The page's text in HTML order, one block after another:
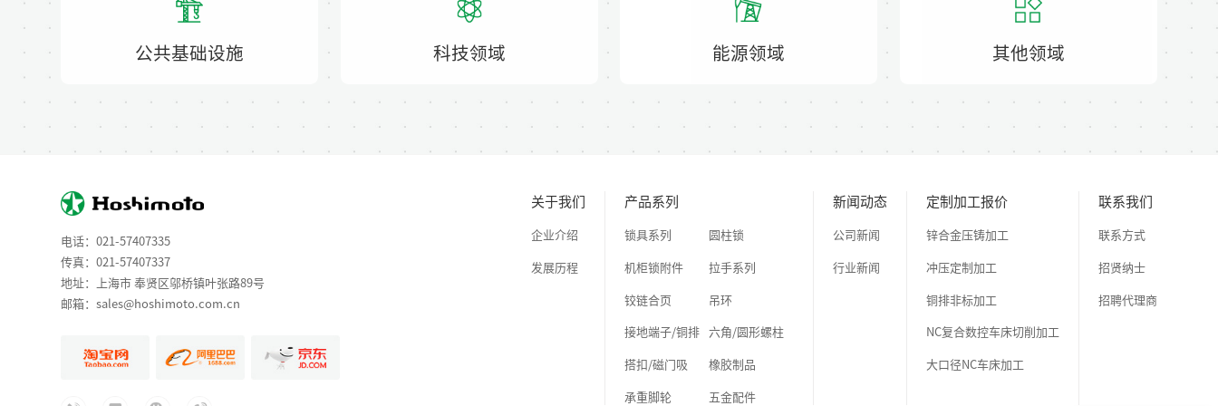
公共基础设施 科技领域 能源领域 其他领域
电话：021-57407335
传真：021-57407337
地址：上海市 奉贤区邬桥镇叶张路89号
邮箱：sales@hoshimoto.com.cn
关于我们
企业介绍
发展历程
产品系列
锁具系列
圆柱锁
机柜锁附件
拉手系列
铰链合页
吊环
接地端子/铜排 六角/圆形螺柱
搭扣/磁门吸
橡胶制品
承重脚轮
五金配件
新闻动态
公司新闻
行业新闻
定制加工报价
锌合金压铸加工
冲压定制加工
铜排非标加工
NC复合数控车床切削加工
大口径NC车床加工
联系我们
联系方式
招贤纳士
招聘代理商